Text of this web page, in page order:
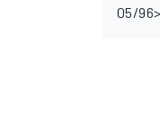
05/